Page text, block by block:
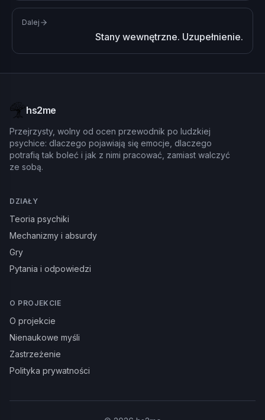
Dalej
Stany wewnętrzne. Uzupełnienie.
hs2me
Przejrzysty, wolny od ocen przewodnik po ludzkiej
psychice: dlaczego pojawiają się emocje, dlaczego
potrafią tak boleć i jak z nimi pracować, zamiast walczyć
ze sobą.
DZIAŁY
Teoria psychiki
Mechanizmy i absurdy
Gry
Pytania i odpowiedzi
O PROJEKCIE
O projekcie
Nienaukowe myśli
Zastrzeżenie
Polityka prywatności